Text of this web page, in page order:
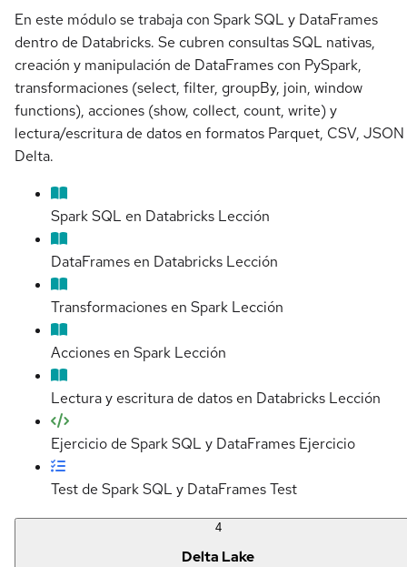
En este módulo se trabaja con Spark SQL y DataFrames
dentro de Databricks. Se cubren consultas SQL nativas,
creación y manipulación de DataFrames con PySpark,
transformaciones (select, filter, groupBy, join, window
functions), acciones (show, collect, count, write) y
lectura/escritura de datos en formatos Parquet, CSV, JSON
Delta.
Spark SQL en Databricks Lección
DataFrames en Databricks Lección
Transformaciones en Spark Lección
Acciones en Spark Lección
Lectura y escritura de datos en Databricks Lección
Ejercicio de Spark SQL y DataFrames Ejercicio
Test de Spark SQL y DataFramesTest
4
Delta Lake